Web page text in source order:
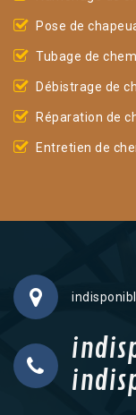
Pose de
Tubage de
Débistrage de
Réparation de
Entretien de